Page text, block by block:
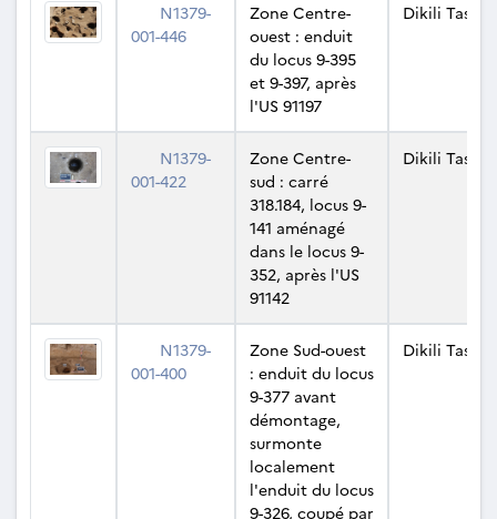
N1379-
001-446
Zone Centre-
ouest : enduit
du locus 9-395
et 9-397, après
l'US 91197
Dikili Tash
N1379-
001-422
Zone Centre-
sud : carré
318.184, locus 9-
141 aménagé
dans le locus 9-
352, après l'US
91142
Dikili Tash
N1379-
001-400
Zone Sud-ouest
: enduit du locus
9-377 avant
démontage,
surmonte
localement
l'enduit du locus
9-326, coupé par
Dikili Tash